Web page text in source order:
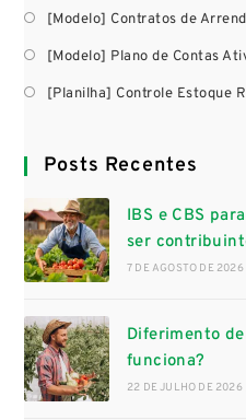
[Modelo] Contratos de
[Modelo] Plano de Contas
[Planilha] Controle Estoque
Posts Recentes
IBS e CBS
ser
7 DE AGOSTO DE 2026
Diferimento de
funciona?
22 DE JULHO DE 2026